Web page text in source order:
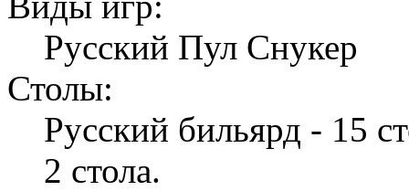
Русский Пул Снукер
Столы:
Русский бильярд - 15
2 стола.